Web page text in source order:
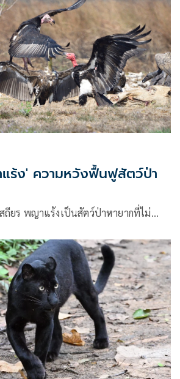
ร้ง' ความหวังฟื้นฟูสัตว์ป่า
ถียร พญาแร้งเป็นสัตว์ป่าหายากที่ไม่…